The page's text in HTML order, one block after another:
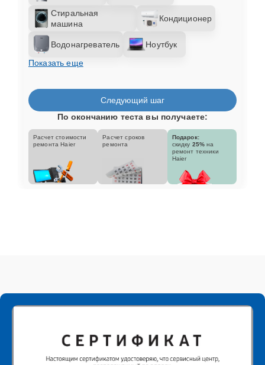
Стиральная
машина
Кондиционер
Водонагреватель
Ноутбук
Показать еще
Следующий шаг
По окончанию теста вы получаете:
Расчет стоимости
ремонта Haier
Расчет сроков
ремонта
Подарок:
скидку 25% на
ремонт техники
Haier